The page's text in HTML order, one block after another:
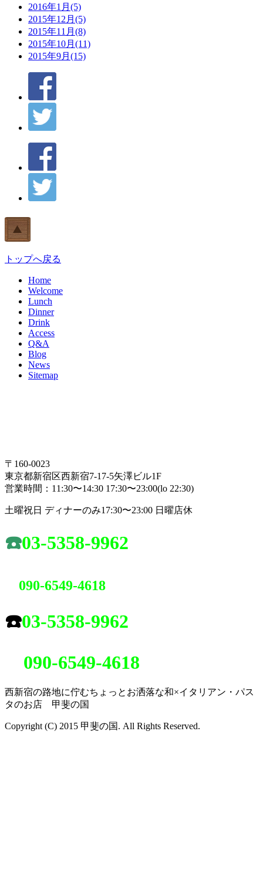
2016年1月(5)
2015年12月(5)
2015年11月(8)
2015年10月(11)
2015年9月(15)
トップへ戻る
Home
Welcome
Lunch
Dinner
Drink
Access
Q&A
Blog
News
Sitemap
〒160-0023
東京都新宿区西新宿7-17-5矢澤ビル1F
営業時間：11:30〜14:30 17:30〜23:00(lo 22:30)
土曜祝日 ディナーのみ17:30〜23:00 日曜店休
☎️03-5358-9962
090-6549-4618
☎️03-5358-9962
090-6549-4618
西新宿の路地に佇むちょっとお洒落な和×イタリアン・パス
タのお店 甲斐の国
Copyright (C) 2015 甲斐の国. All Rights Reserved.